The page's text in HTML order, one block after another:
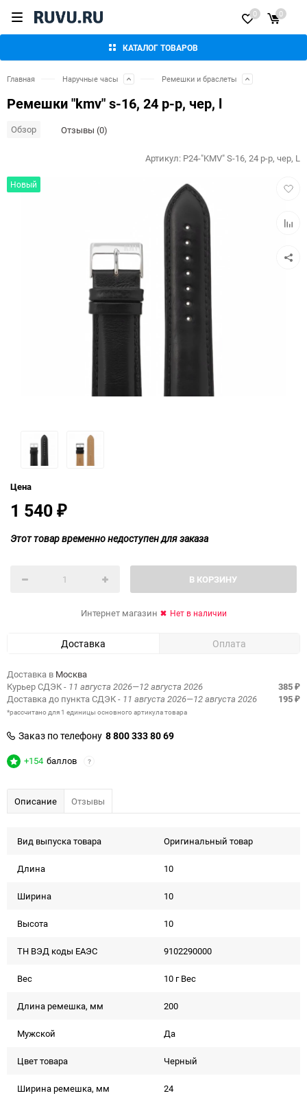
КАТАЛОГ ТОВАРОВ
0 0
Главная Наручные часы Ремешки и браслеты
Ремешки "kmv" s-16, 24 р-р, чер, l
Обзор Отзывы (0)
Новый
Артикул: P24-"KMV" S-16, 24 р-р, чер, L
Цена
1 540 ₽
Этот товар временно недоступен для заказа
В КОРЗИНУ
Интернет магазин Нет в наличии
Доставка Оплата
Доставка в Москва
Курьер СДЭК- 11 августа 2026—12 августа 2026 385 ₽
Доставка до пункта СДЭК- 11 августа 2026—12 августа 2026 195 ₽
*рассчитано для 1 единицы основного артикула товара
Заказ по телефону 8 800 333 80 69
+154 баллов ?
Описание Отзывы
Вид выпуска товара Оригинальный товар
Длина 10
Ширина 10
Высота 10
ТН ВЭД коды ЕАЭС 9102290000
Вес 10 г Вес
Длина ремешка, мм 200
Мужской Да
Цвет товара Черный
Ширина ремешка, мм 24